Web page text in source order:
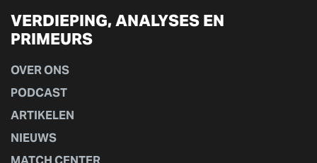
VERDIEPING, ANALYSES EN
PRIMEURS
OVER ONS
PODCAST
ARTIKELEN
NIEUWS